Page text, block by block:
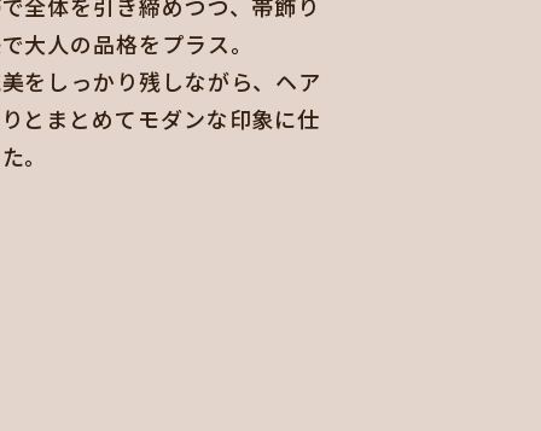
大人の品格をプラス。
をしっかり残しながら、ヘア
とまとめてモダンな印象に仕
。